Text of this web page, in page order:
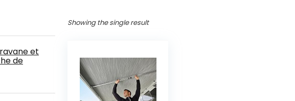
et
de
Showing the single result